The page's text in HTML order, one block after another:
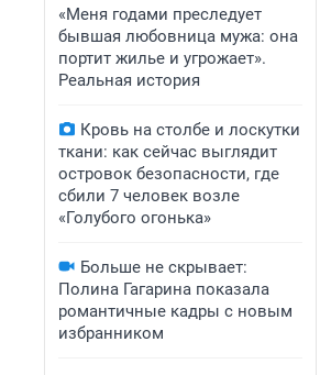
«Меня годами преследует
бывшая любовница мужа: она
портит жилье и угрожает».
Реальная история
Кровь на столбе и лоскутки
ткани: как сейчас выглядит
островок безопасности, где
сбили 7 человек возле
«Голубого огонька»
Больше не скрывает:
Полина Гагарина показала
романтичные кадры с новым
избранником